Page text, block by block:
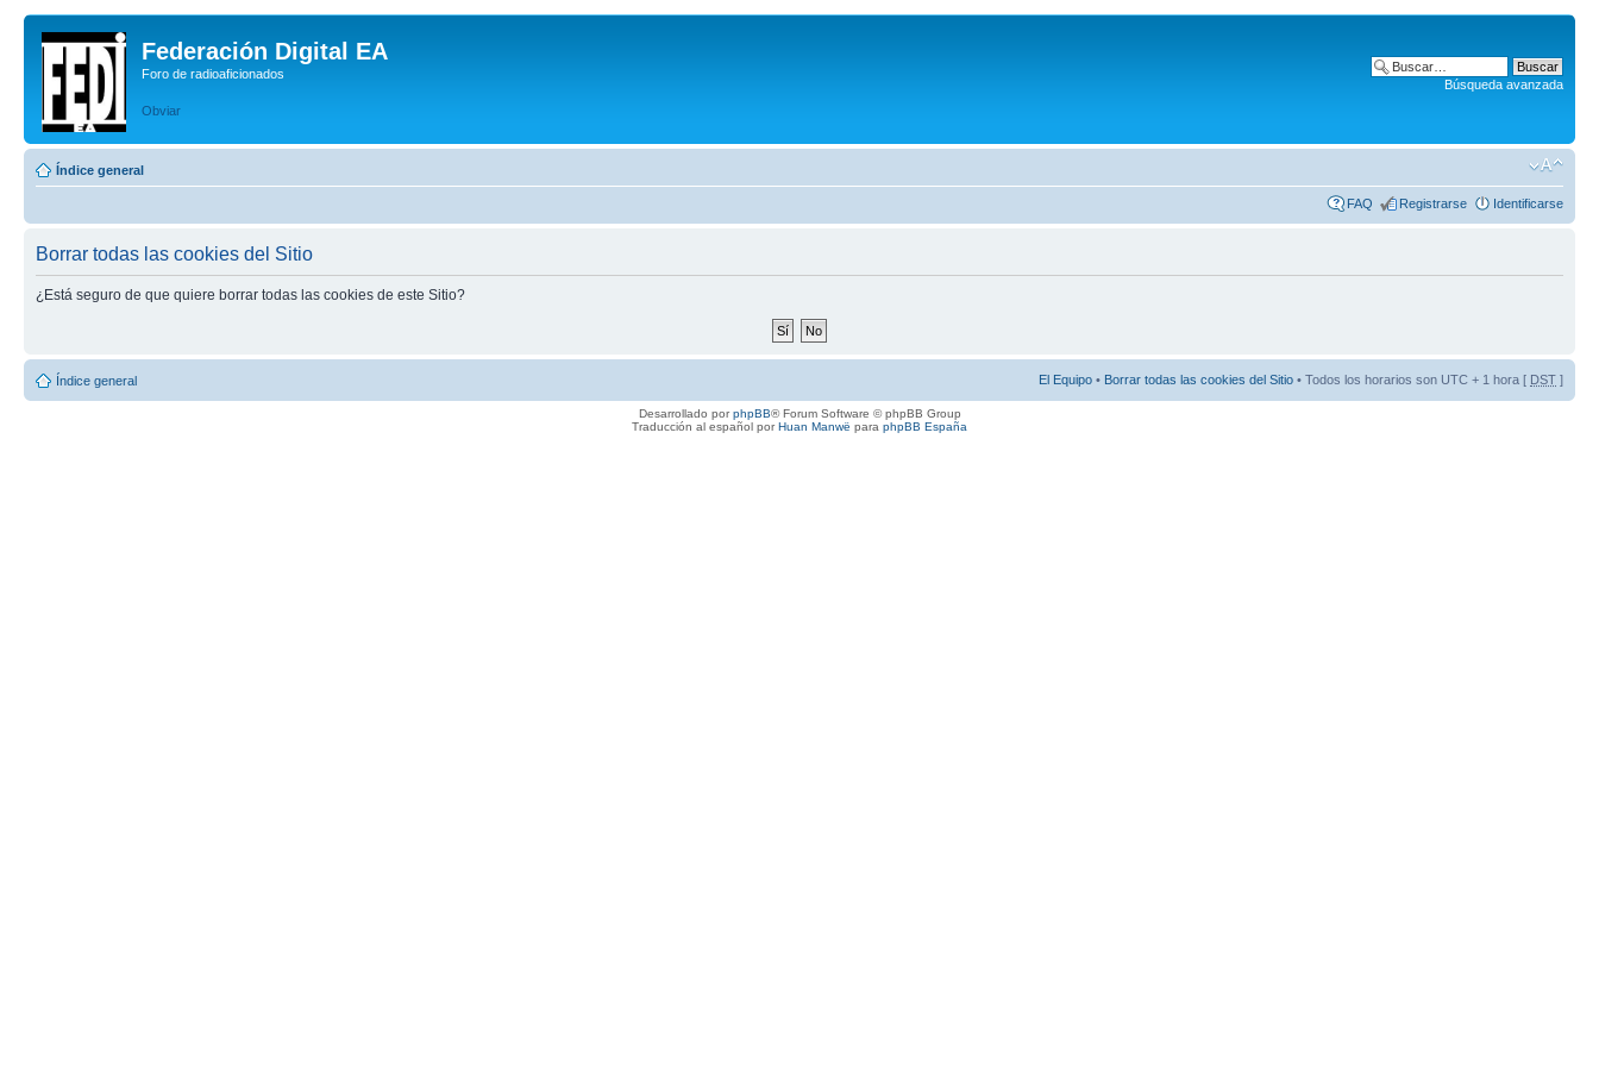
Federación Digital EA
Foro de radioaficionados
Obviar
Búsqueda avanzada
Índice general
FAQ Registrarse Identificarse
Borrar todas las cookies del Sitio
¿Está seguro de que quiere borrar todas las cookies de este Sitio?
Índice general El Equipo • Borrar todas las cookies del Sitio • Todos los horarios son UTC + 1 hora [ DST ]
Desarrollado porphpBB® Forum Software © phpBB Group
Traducción al español porHuan Manwë para phpBB España